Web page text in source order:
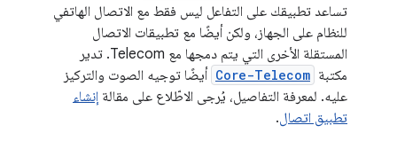
تساعد تطبيقك على التفاعل ليس فقط مع الاتصال الهاتفي
للنظام على الجهاز، ولكن أيضًا مع تطبيقات الاتصال
المستقلة الأخرى التي يتم دمجها مع Telecom. تدير
مكتبة Core-Telecom أيضًا توجيه الصوت والتركيز
عليه. لمعرفة التفاصيل، يُرجى الاطّلاع على مقالة إنشاء
تطبيق اتصال.